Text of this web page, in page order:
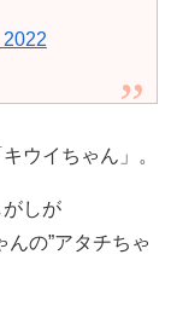
2022
ウイちゃん」。
がしが
の”アタチちゃ